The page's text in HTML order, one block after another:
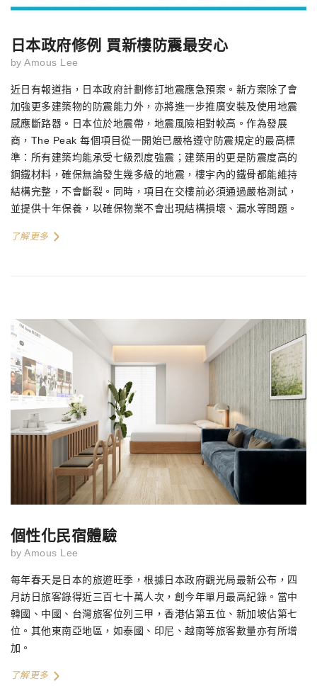
日本政府修例 買新樓防震最安心
by Amous Lee
近日有報道指，日本政府計劃修訂地震應急預案。新方案除了會
加強更多建築物的防震能力外，亦將進一步推廣安裝及使用地震
感應斷路器。日本位於地震帶，地震風險相對較高。作為發展
商，The Peak 每個項目從一開始已嚴格遵守防震規定的最高標
準：所有建築均能承受七級烈度強震；建築用的更是防震度高的
鋼鐵材料，確保無論發生幾多級的地震，樓宇內的鐵骨都能維持
結構完整，不會斷裂。同時，項目在交樓前必須通過嚴格測試，
並提供十年保養，以確保物業不會出現結構損壞、漏水等問題。
了解更多
個性化民宿體驗
by Amous Lee
每年春天是日本的旅遊旺季，根據日本政府觀光局最新公布，四
月訪日旅客錄得近三百七十萬人次，創今年單月最高紀錄。當中
韓國、中國、台灣旅客位列三甲，香港佔第五位、新加坡佔第七
位。其他東南亞地區，如泰國、印尼、越南等旅客數量亦有所增
加。
了解更多